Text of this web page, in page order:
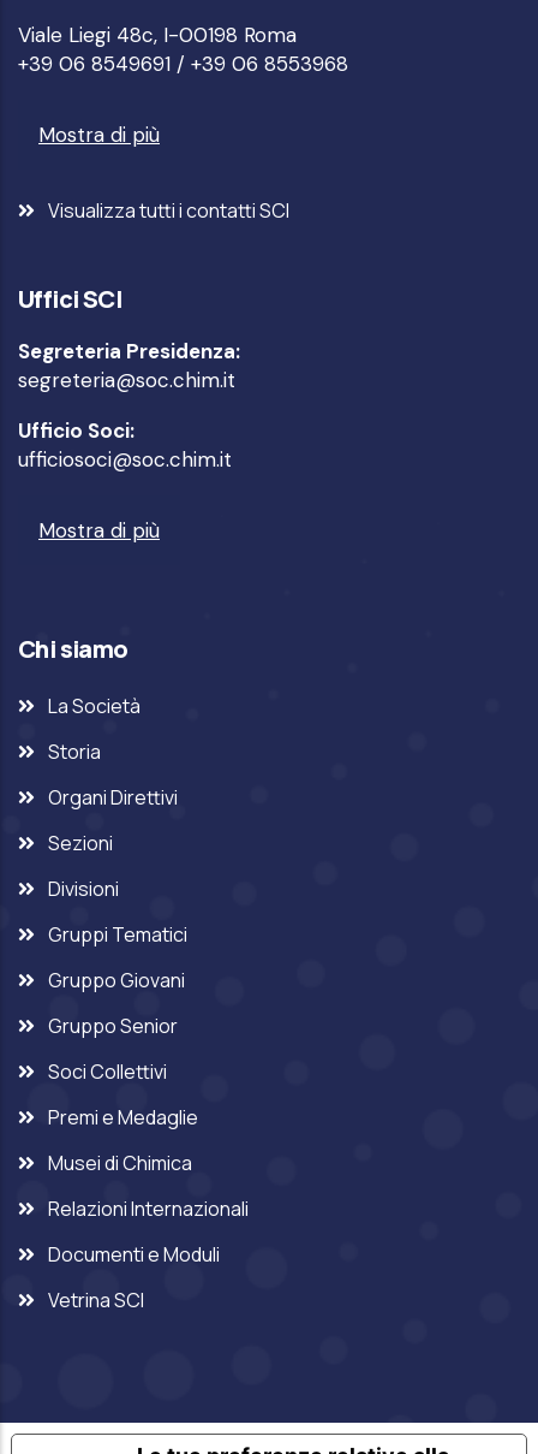
Viale Liegi 48c, I-00198 Roma
+39 06 8549691 / +39 06 8553968
Mostra di più
Visualizza tutti i contatti SCI
Uffici SCI
Segreteria Presidenza:
segreteria@soc.chim.it
Ufficio Soci:
ufficiosoci@soc.chim.it
Mostra di più
Chi siamo
La Società
Storia
Organi Direttivi
Sezioni
Divisioni
Gruppi Tematici
Gruppo Giovani
Gruppo Senior
Soci Collettivi
Premi e Medaglie
Musei di Chimica
Relazioni Internazionali
Documenti e Moduli
Vetrina SCI